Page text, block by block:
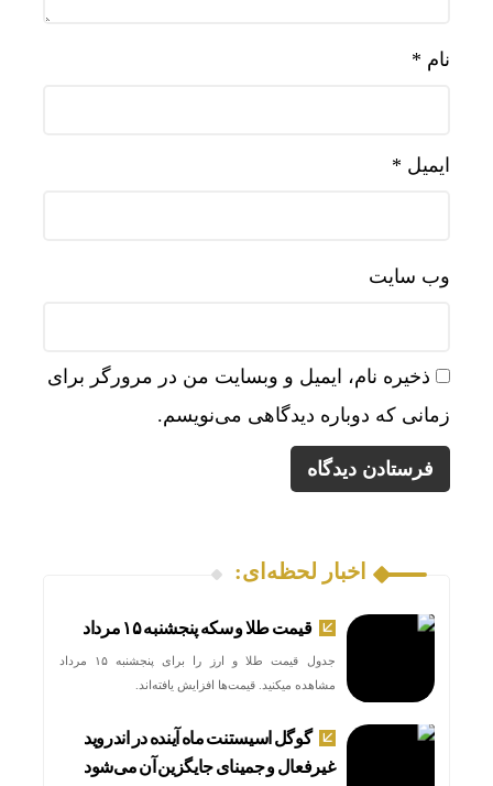
نام *
ایمیل *
وب‌ سایت
ذخیره نام، ایمیل و وبسایت من در مرورگر برای
زمانی که دوباره دیدگاهی می‌نویسم.
اخبار لحظه‌ای:
قیمت طلا و سکه پنجشنبه ۱۵ مرداد
جدول قیمت طلا و ارز را برای پنجشنبه ۱۵ مرداد
مشاهده میکنید. قیمت‌ها افزایش یافته‌اند.
گوگل اسیستنت ماه آینده در اندروید
غیرفعال و جمینای جایگزین آن می‌شود